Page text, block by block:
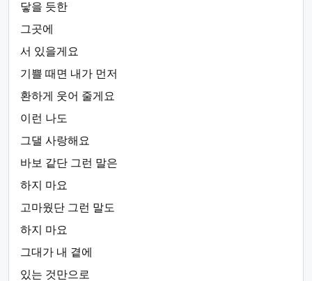
닿을 듯한
그곳에
서 있을게요
기쁠 때면 내가 먼저
환하게 웃어 줄게요
이런 나도
그댈 사랑해요
바보 같단 그런 말은
하지 마요
고마웠단 그런 말도
하지 마요
그대가 내 곁에
있는 것만으로